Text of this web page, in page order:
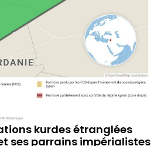
kurdes étranglées
ses parrains impérialistes